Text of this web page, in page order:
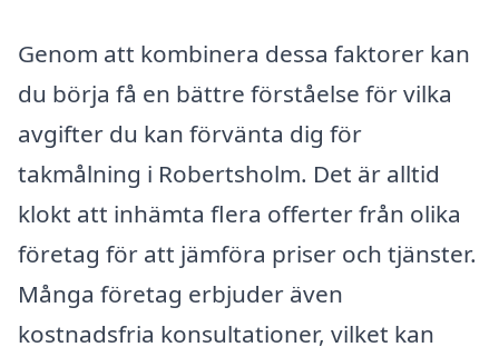
Genom att kombinera dessa faktorer kan
du börja få en bättre förståelse för vilka
avgifter du kan förvänta dig för
takmålning i Robertsholm. Det är alltid
klokt att inhämta flera offerter från olika
företag för att jämföra priser och tjänster.
Många företag erbjuder även
kostnadsfria konsultationer, vilket kan